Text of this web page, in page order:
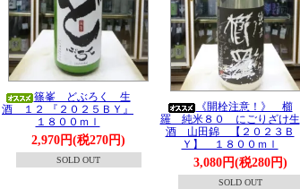
篠峯 どぶろく 生
酒 １２ 『２０２５ＢＹ』
１８００ｍｌ
2,970円(税270円)
SOLD OUT
《開栓注意！》 櫛
羅 純米８０ にごりざけ生
酒 山田錦 【２０２３Ｂ
Ｙ】 １８００ｍｌ
3,080円(税280円)
SOLD OUT